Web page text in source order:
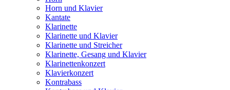
Horn und Klavier
Kantate
Klarinette
Klarinette und Klavier
Klarinette und Streicher
Klarinette, Gesang und Klavier
Klarinettenkonzert
Klavierkonzert
Kontrabass